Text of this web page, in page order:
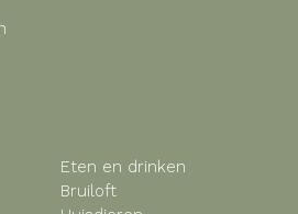
Eten en drinken
Bruiloft